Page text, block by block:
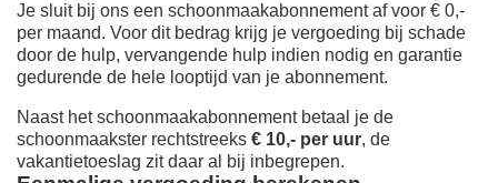
Je sluit bij ons een schoonmaakabonnement af voor € 0,-
per maand. Voor dit bedrag krijg je vergoeding bij schade
door de hulp, vervangende hulp indien nodig en garantie
gedurende de hele looptijd van je abonnement.
Naast het schoonmaakabonnement betaal je de
schoonmaakster rechtstreeks € 10,- per uur, de
vakantietoeslag zit daar al bij inbegrepen.